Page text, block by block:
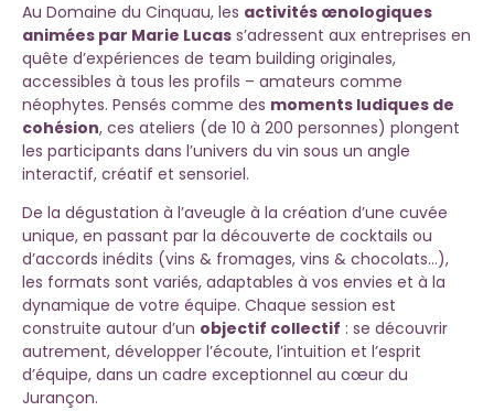
Au Domaine du Cinquau, les activités œnologiques
animées par Marie Lucas s’adressent aux entreprises en
quête d’expériences de team building originales,
accessibles à tous les profils – amateurs comme
néophytes. Pensés comme des moments ludiques de
cohésion, ces ateliers (de 10 à 200 personnes) plongent
les participants dans l’univers du vin sous un angle
interactif, créatif et sensoriel.
De la dégustation à l’aveugle à la création d’une cuvée
unique, en passant par la découverte de cocktails ou
d’accords inédits (vins & fromages, vins & chocolats…),
les formats sont variés, adaptables à vos envies et à la
dynamique de votre équipe. Chaque session est
construite autour d’un objectif collectif : se découvrir
autrement, développer l’écoute, l’intuition et l’esprit
d’équipe, dans un cadre exceptionnel au cœur du
Jurançon.